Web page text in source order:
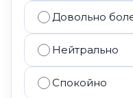
Довольно
Нейтрально
Спокойно